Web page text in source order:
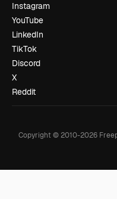
Instagram
YouTube
LinkedIn
TikTok
Discord
X
Reddit
Copyright © 2010-2026